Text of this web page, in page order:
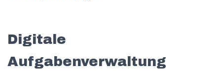
Digitale
Aufgabenverwaltung